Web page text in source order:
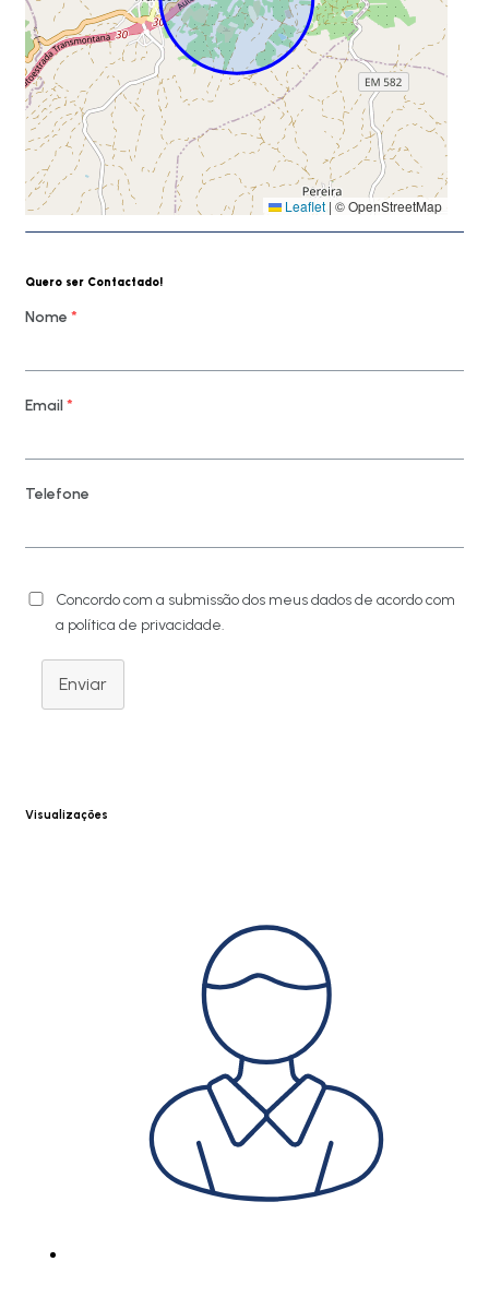
Leaflet | © OpenStreetMap
Quero ser Contactado!
Nome *
Email*
Telefone
Concordo com a submissão dos meus dados de acordo com
a política de privacidade.
Enviar
Visualizações